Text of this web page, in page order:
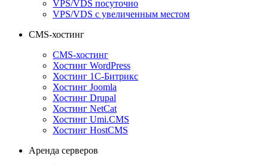
VPS/VDS посуточно
VPS/VDS с увеличенным местом
CMS-хостинг
CMS-хостинг
Хостинг WordPress
Хостинг 1С-Битрикс
Хостинг Joomla
Хостинг Drupal
Хостинг NetCat
Хостинг Umi.CMS
Хостинг HostCMS
Аренда серверов